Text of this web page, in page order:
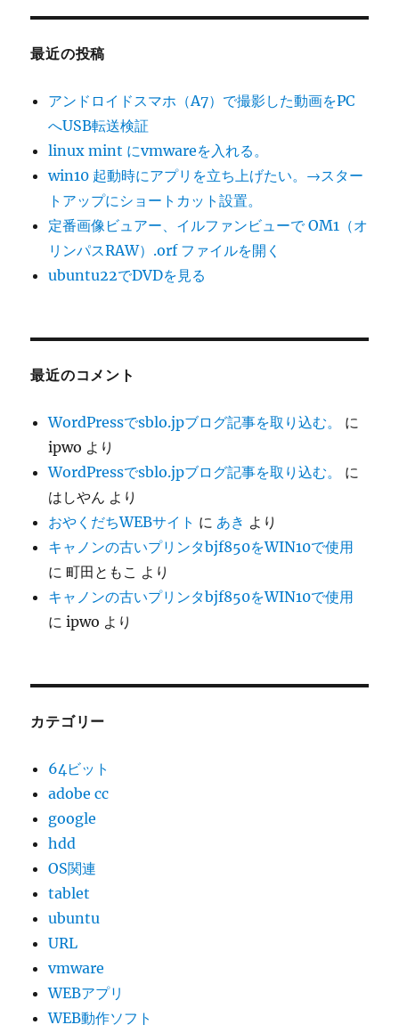
最近の投稿
アンドロイドスマホ（A7）で撮影した動画をPC
へUSB転送検証
linux mint にvmwareを入れる。
win10 起動時にアプリを立ち上げたい。→スター
トアップにショートカット設置。
定番画像ビュアー、イルファンビューで OM1（オ
リンパスRAW）.orf ファイルを開く
ubuntu22でDVDを見る
最近のコメント
WordPressでsblo.jpブログ記事を取り込む。
に
ipwo より
WordPressでsblo.jpブログ記事を取り込む。
に
はしやん より
おやくだちWEBサイト に あき より
キャノンの古いプリンタbjf850をWIN10で使用
に町田ともこ より
キャノンの古いプリンタbjf850をWIN10で使用
にipwo より
カテゴリー
64ビット
adobe cc
google
hdd
OS関連
tablet
ubuntu
URL
vmware
WEBアプリ
WEB動作ソフト